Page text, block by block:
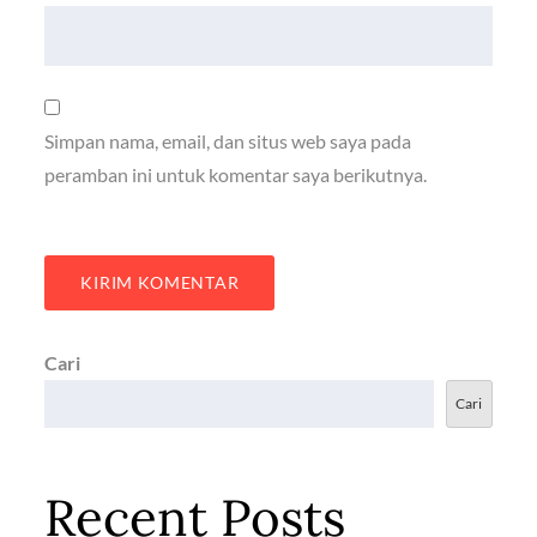
Simpan nama, email, dan situs web saya pada
peramban ini untuk komentar saya berikutnya.
Cari
Cari
Recent Posts